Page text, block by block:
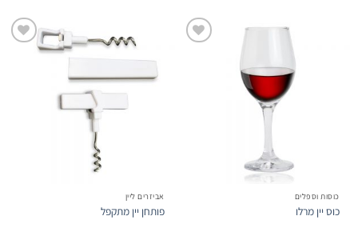
כוסות וספלים
כוס יין מרלו
אביזרים ליין
פותחן יין מתקפל